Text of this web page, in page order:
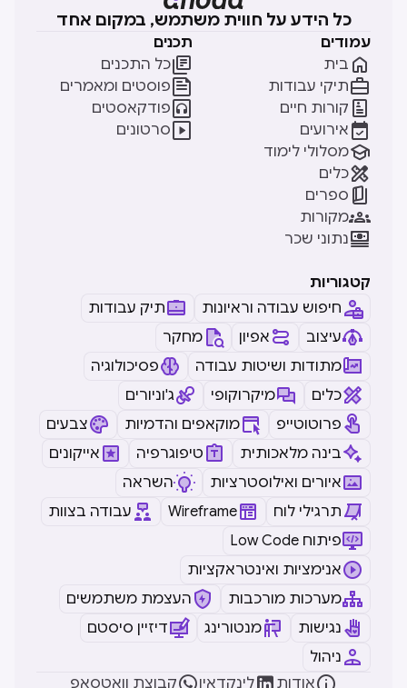
כל הידע על חווית משתמש, במקום אחד
עמודים
בית 
תיקי עבודות
קורות חיים 
אירועים 
מסלולי לימוד
כלים
ספרים 
מקורות
נתוני שכר
תכנים
כל התכנים
פוסטים ומאמרים
פודקאסטים
סרטונים
קטגוריות
חיפוש עבודה וראיונות
תיק עבודות
עיצוב
אפיון
מחקר
מתודות ושיטות עבודה
פסיכולוגיה
כלים
מיקרוקופי
ג'וניורים
פרוטוטייפ
מוקאפים והדמיות
צבעים
בינה מלאכותית
טיפוגרפיה
אייקונים
איורים ואילוסטרציות
השראה
תרגילי לוח
Wireframe
עבודה בצוות
Low Code פיתוח
אנימציות ואינטראקציות
מערכות מורכבות
העצמת משתמשים
נגישות
מנטורינג
דיזיין סיסטם
ניהול
אודות לינקדאין קבוצת וואטסאפ